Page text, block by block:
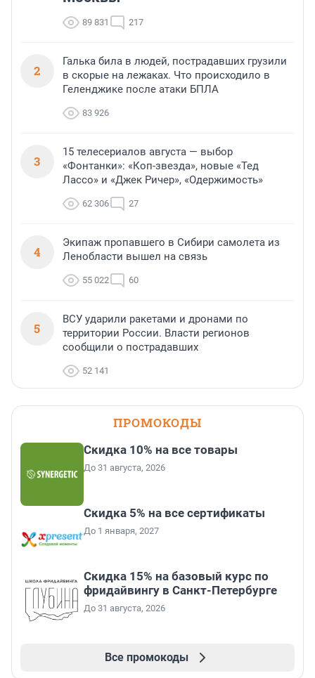
89 831 217
2
Галька била в людей, пострадавших грузили
в скорые на лежаках. Что происходило в
Геленджике после атаки БПЛА
83 926
3
15 телесериалов августа — выбор
«Фонтанки»: «Коп-звезда», новые «Тед
Лассо» и «Джек Ричер», «Одержимость»
62 306 27
4
Экипаж пропавшего в Сибири самолета из
Ленобласти вышел на связь
55 022 60
5
ВСУ ударили ракетами и дронами по
территории России. Власти регионов
сообщили о пострадавших
52 141
ПРОМОКОДЫ
Скидка 10% на все товары
До 31 августа, 2026
Скидка 5% на все сертификаты
До 1 января, 2027
Скидка 15% на базовый курс по
фридайвингу в Санкт-Петербурге
До 31 августа, 2026
Все промокоды